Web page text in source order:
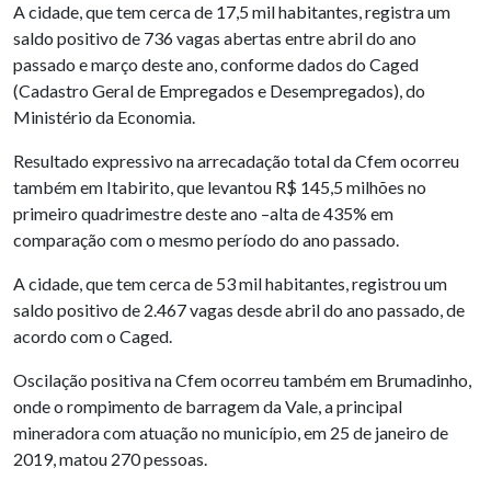
A cidade, que tem cerca de 17,5 mil habitantes, registra um
saldo positivo de 736 vagas abertas entre abril do ano
passado e março deste ano, conforme dados do Caged
(Cadastro Geral de Empregados e Desempregados), do
Ministério da Economia.
Resultado expressivo na arrecadação total da Cfem ocorreu
também em Itabirito, que levantou R$ 145,5 milhões no
primeiro quadrimestre deste ano –alta de 435% em
comparação com o mesmo período do ano passado.
A cidade, que tem cerca de 53 mil habitantes, registrou um
saldo positivo de 2.467 vagas desde abril do ano passado, de
acordo com o Caged.
Oscilação positiva na Cfem ocorreu também em Brumadinho,
onde o rompimento de barragem da Vale, a principal
mineradora com atuação no município, em 25 de janeiro de
2019, matou 270 pessoas.